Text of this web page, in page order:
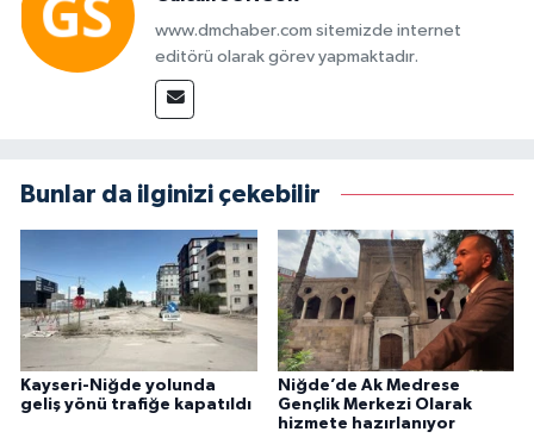
www.dmchaber.com sitemizde internet
editörü olarak görev yapmaktadır.
Bunlar da ilginizi çekebilir
Kayseri-Niğde yolunda
geliş yönü trafiğe kapatıldı
Niğde’de Ak Medrese
Gençlik Merkezi Olarak
hizmete hazırlanıyor